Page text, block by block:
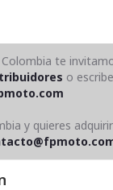
te
o
y quieres